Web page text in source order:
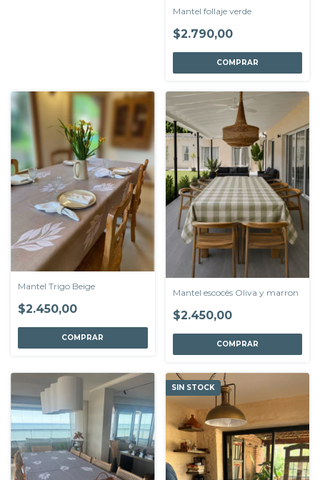
Mantel follaje verde
$2.790,00
COMPRAR
Mantel Trigo Beige
$2.450,00
COMPRAR
Mantel escocês Oliva y marron
$2.450,00
COMPRAR
SIN STOCK